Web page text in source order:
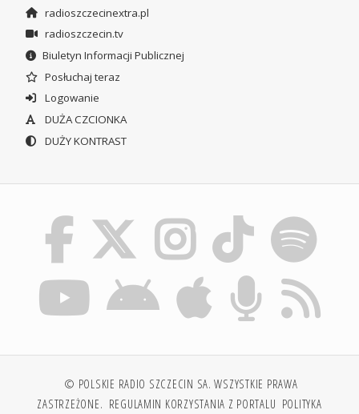
radioszczecinextra.pl
radioszczecin.tv
Biuletyn Informacji Publicznej
Posłuchaj teraz
Logowanie
DUŻA CZCIONKA
DUŻY KONTRAST
© POLSKIE RADIO SZCZECIN SA. WSZYSTKIE PRAWA
ZASTRZEŻONE. REGULAMIN KORZYSTANIA Z PORTALU POLITYKA